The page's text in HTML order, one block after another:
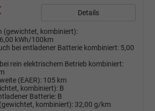
Details
(gewichtet, kombiniert):
kWh/100km
bei entladener Batterie kombiniert: 5,00
rein elektrischem Betrieb kombiniert:
(EAER): 105 km
kombiniert): B
Batterie: B
kombiniert): 32,00 g/km